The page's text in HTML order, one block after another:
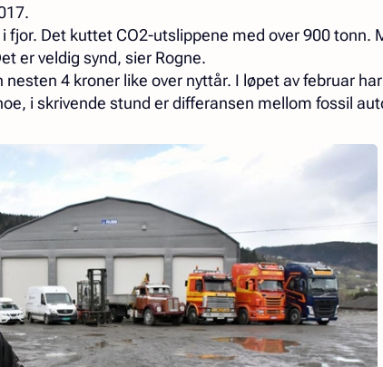
fjor. Det kuttet CO2-utslippene med over 900 tonn.
er veldig synd, sier Rogne.
4 kroner like over nyttår. I løpet av februar
i skrivende stund er differansen mellom fossil